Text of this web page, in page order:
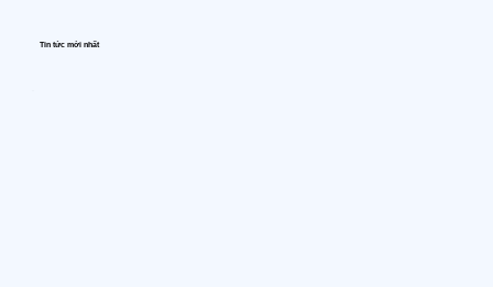
Tin tức mới nhất